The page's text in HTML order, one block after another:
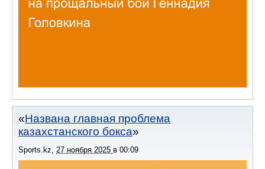
Названа главная проблема
казахстанского бокса
Sports.kz, 27 ноября 2025 в 00:09